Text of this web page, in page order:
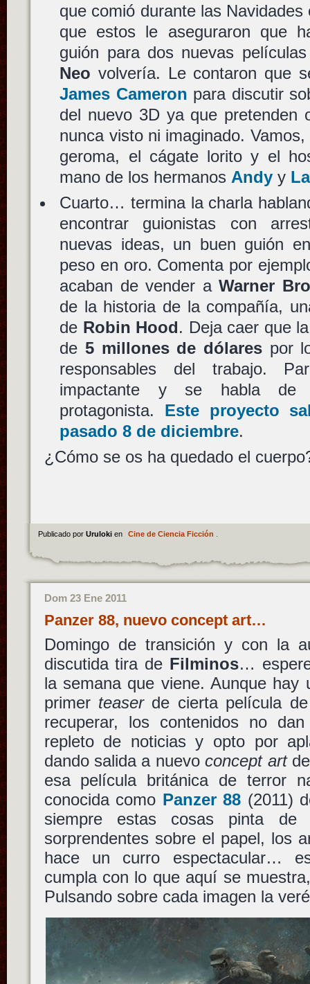
que comió durante las
que estos le aseguraron que
guión para dos nuevas
Neo volvería. Le contaron que
James Cameron para discutir
del nuevo 3D ya que pretenden
nunca visto ni imaginado.
geroma, el cágate lorito y el
mano de los hermanos Andy y
Cuarto… termina la charla
encontrar guionistas con
nuevas ideas, un buen guión
peso en oro. Comenta por
acaban de vender aWarner
de la historia de la compañía,
de Robin Hood. Deja caer que
de 5 millones de dólares por
responsables del trabajo.
impactante y se habla
protagonista. Este proyecto
pasado 8 de diciembre.
¿Cómo se os ha quedado el
Publicado por Uruloki en Cine de Ciencia Ficción
Dom 23 Ene 2011
Panzer 88, nuevo concept art…
Domingo de transición y con la
discutida tira de Filminos…
la semana que viene. Aunque
primer teaserde cierta película
recuperar, los contenidos no
repleto de noticias y opto por
dando salida a nuevoconcept art
esa película británica de terror
conocida como Panzer 88 (2011)
siempre estas cosas pinta de
sorprendentes sobre el papel, los
hace un curro espectacular…
cumpla con lo que aquí se
Pulsando sobre cada imagen la